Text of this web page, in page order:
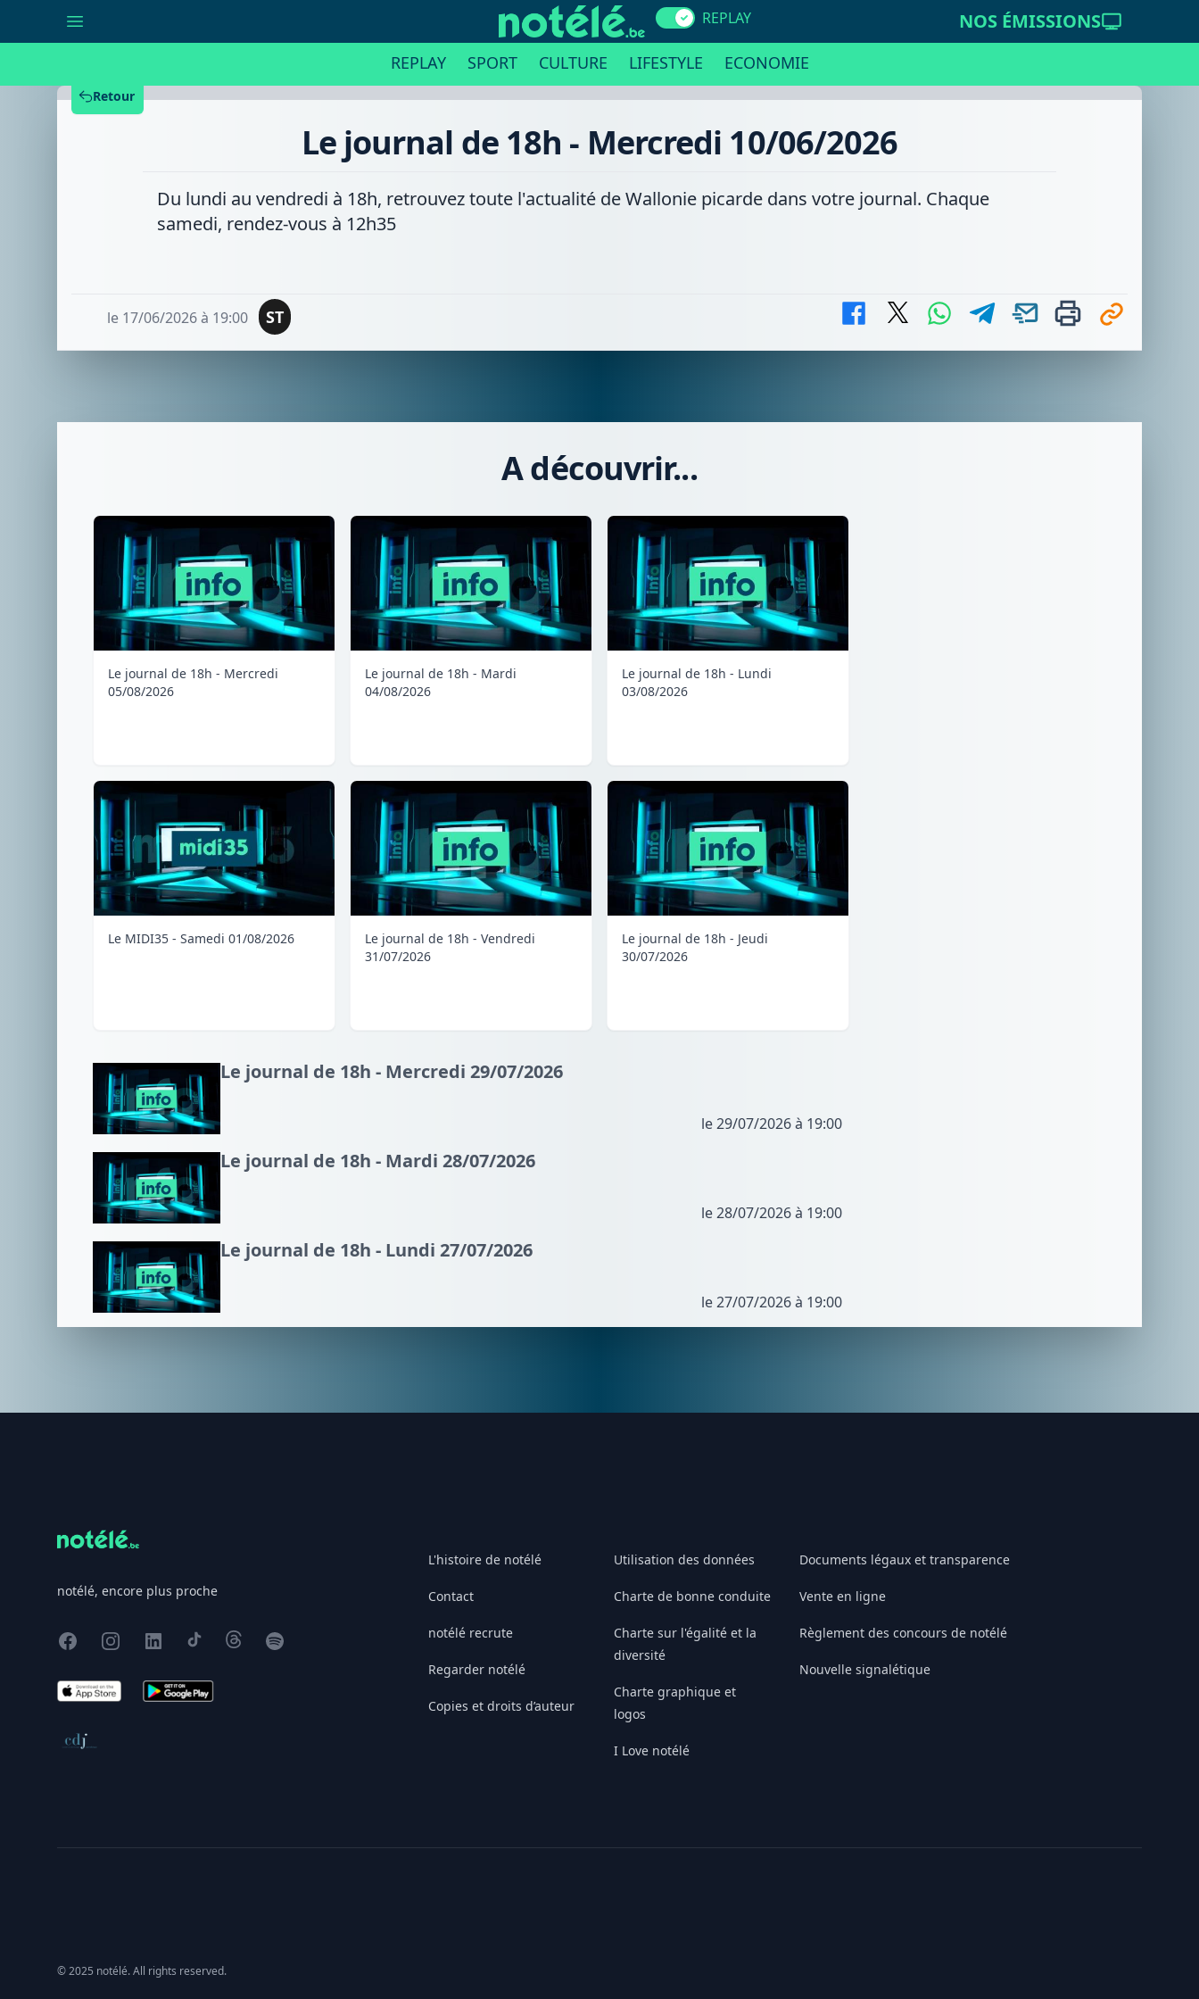
REPLAY NOS ÉMISSIONS
REPLAY SPORT CULTURE LIFESTYLE ECONOMIE
Retour
Le journal de 18h - Mercredi 10/06/2026
Du lundi au vendredi à 18h, retrouvez toute l'actualité de Wallonie picarde dans votre journal. Chaque
samedi, rendez-vous à 12h35
le 17/06/2026 à 19:00 ST
A découvrir...
Le journal de 18h - Mercredi
05/08/2026
Le journal de 18h - Mardi
04/08/2026
Le journal de 18h - Lundi
03/08/2026
Le MIDI35 - Samedi 01/08/2026
Le journal de 18h - Vendredi
31/07/2026
Le journal de 18h - Jeudi
30/07/2026
Le journal de 18h - Mercredi 29/07/2026
le 29/07/2026 à 19:00
Le journal de 18h - Mardi 28/07/2026
le 28/07/2026 à 19:00
Le journal de 18h - Lundi 27/07/2026
le 27/07/2026 à 19:00
notélé, encore plus proche
FacebookInstagram
X TikTokThreadsSpotify
App Store Google Play
Conseil de déontologie journalistique
L'histoire de notélé
Contact
notélé recrute
Regarder notélé
Copies et droits d’auteur
Utilisation des données
Charte de bonne conduite
Charte sur l'égalité et la
diversité
Charte graphique et
logos
I Love notélé
Documents légaux et transparence
Vente en ligne
Règlement des concours de notélé
Nouvelle signalétique
© 2025 notélé. All rights reserved.